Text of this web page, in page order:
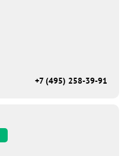
+7 (495) 258-39-91